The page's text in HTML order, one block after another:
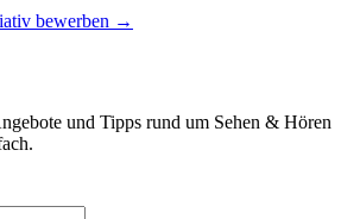
bewerben →
und Tipps rund um Sehen & Hören